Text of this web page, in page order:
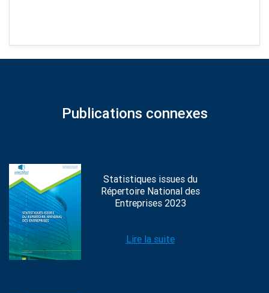
Publications connexes
Statistiques issues du
Répertoire National des
Entreprises 2023
Lire la suite